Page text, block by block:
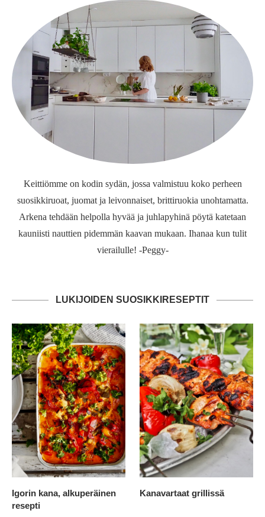
Keittiömme on kodin sydän, jossa valmistuu koko perheen
suosikkiruoat, juomat ja leivonnaiset, brittiruokia unohtamatta.
Arkena tehdään helpolla hyvää ja juhlapyhinä pöytä katetaan
kauniisti nauttien pidemmän kaavan mukaan. Ihanaa kun tulit
vierailulle! -Peggy-
LUKIJOIDEN SUOSIKKIRESEPTIT
Igorin kana, alkuperäinen
resepti
Kanavartaat grillissä